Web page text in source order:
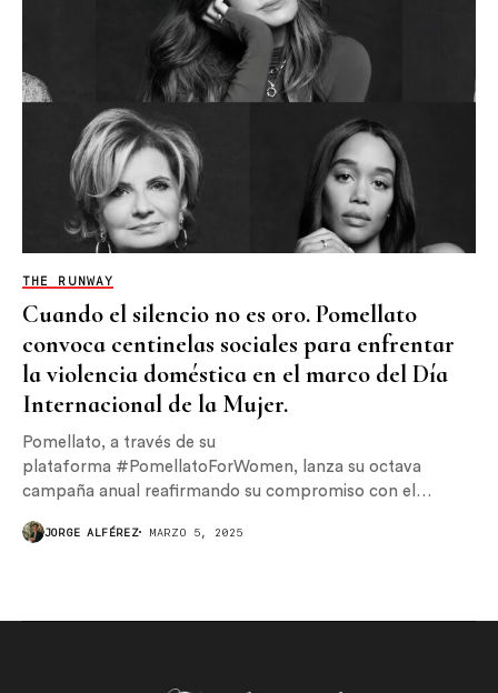
THE RUNWAY
Cuando el silencio no es oro. Pomellato
convoca centinelas sociales para enfrentar
la violencia doméstica en el marco del Día
Internacional de la Mujer.
Pomellato, a través de su
plataforma #PomellatoForWomen, lanza su octava
campaña anual reafirmando su compromiso con el
JORGE ALFÉREZ MARZO 5, 2025